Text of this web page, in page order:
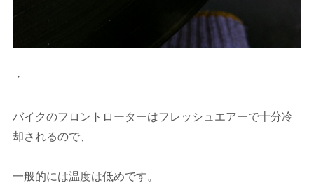
・
バイクのフロントローターはフレッシュエアーで十分冷
却されるので、
一般的には温度は低めです。